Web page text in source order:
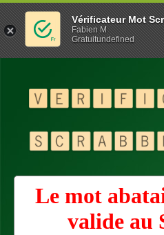
Le mot
valide au
Vérificateur Mot
Fabien M
Gratuitundefined